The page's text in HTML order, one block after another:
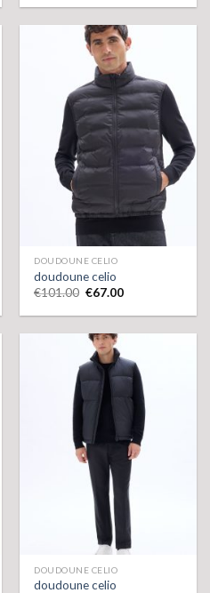
DOUDOUNE CELIO
doudoune celio
€101.00 €67.00
DOUDOUNE CELIO
doudoune celio